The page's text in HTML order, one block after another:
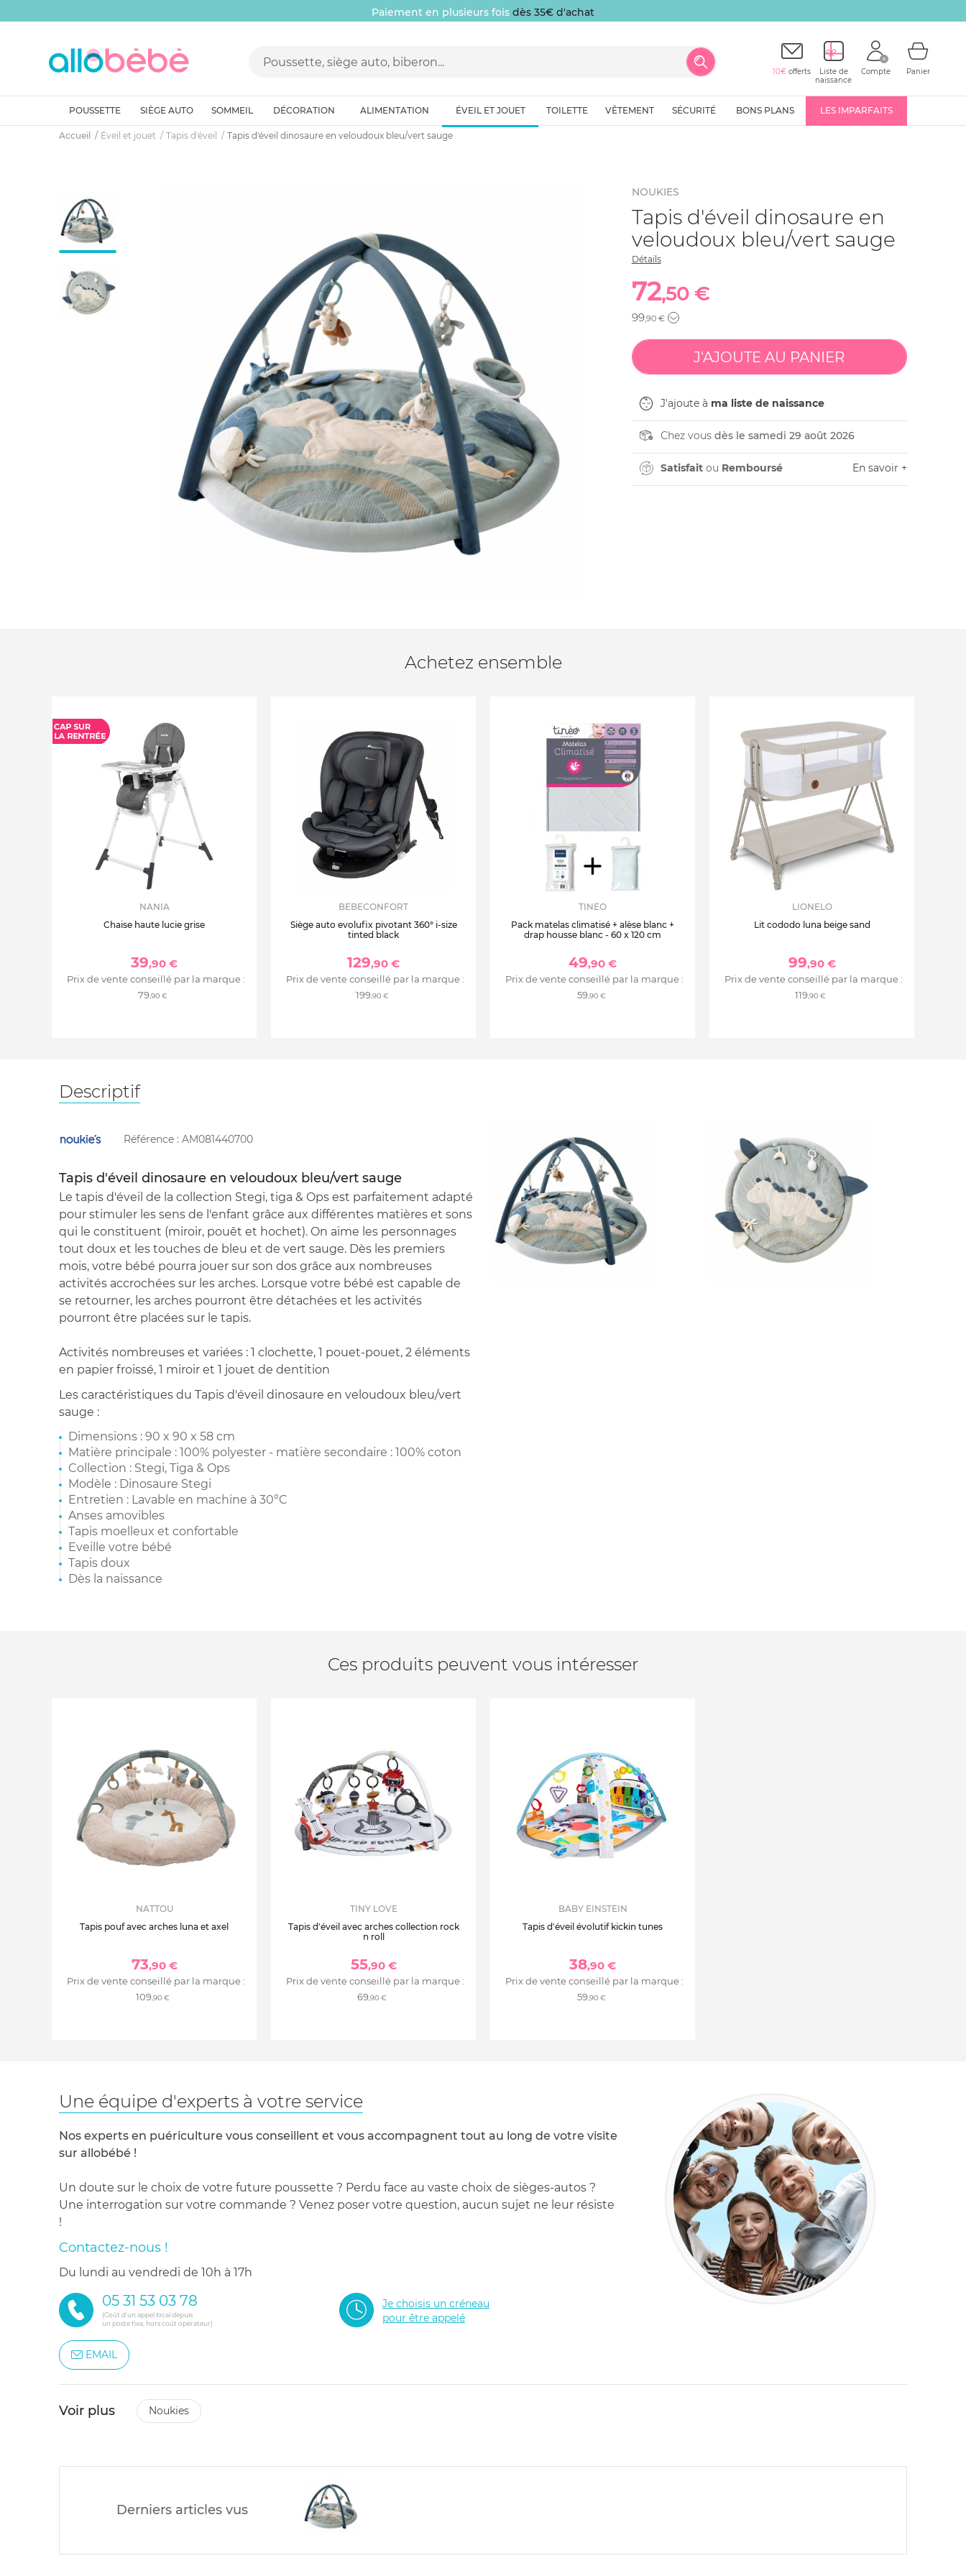
Paiement en plusieurs fois dès 35€ d'achat
10€ offerts
Liste de
naissance
Compte Panier
POUSSETTE SIÈGE AUTO SOMMEIL DÉCORATION ALIMENTATION ÉVEIL ET JOUET TOILETTE VÊTEMENT SÉCURITÉ BONS PLANS LES IMPARFAITS
Accueil Éveil et jouet Tapis d'éveil Tapis d'éveil dinosaure en veloudoux bleu/vert sauge
NOUKIES
Tapis d'éveil dinosaure en
veloudoux bleu/vert sauge
Détails
72,50 €
99,90 €
J'ajoute à ma liste de naissance
Chez vous dès le samedi 29 août 2026
Satisfaitou Remboursé En savoir +
Achetez ensemble
NANIA
Chaise haute lucie grise
39,90 €
Prix de vente conseillé par la marque :
79,90 €
BEBECONFORT
Siège auto evolufix pivotant 360° i-size
tinted black
129,90 €
Prix de vente conseillé par la marque :
199,90 €
TINEO
Pack matelas climatisé + alèse blanc +
drap housse blanc - 60 x 120 cm
49,90 €
Prix de vente conseillé par la marque :
59,90 €
LIONELO
Lit cododo luna beige sand
99,90 €
Prix de vente conseillé par la marque :
119,90 €
Descriptif
Référence : AM081440700
Tapis d'éveil dinosaure en veloudoux bleu/vert sauge
Le tapis d'éveil de la collection Stegi, tiga & Ops est parfaitement adapté
pour stimuler les sens de l'enfant grâce aux différentes matières et sons
qui le constituent (miroir, pouêt et hochet). On aime les personnages
tout doux et les touches de bleu et de vert sauge. Dès les premiers
mois, votre bébé pourra jouer sur son dos grâce aux nombreuses
activités accrochées sur les arches. Lorsque votre bébé est capable de
se retourner, les arches pourront être détachées et les activités
pourront être placées sur le tapis.
Activités nombreuses et variées : 1 clochette, 1 pouet-pouet, 2 éléments
en papier froissé, 1 miroir et 1 jouet de dentition
Les caractéristiques du Tapis d'éveil dinosaure en veloudoux bleu/vert
sauge :
Dimensions : 90 x 90 x 58 cm
Matière principale : 100% polyester - matière secondaire : 100% coton
Collection : Stegi, Tiga & Ops
Modèle : Dinosaure Stegi
Entretien : Lavable en machine à 30°C
Anses amovibles
Tapis moelleux et confortable
Eveille votre bébé
Tapis doux
Dès la naissance
Ces produits peuvent vous intéresser
NATTOU
Tapis pouf avec arches luna et axel
73,90 €
Prix de vente conseillé par la marque :
109,90 €
TINY LOVE
Tapis d'éveil avec arches collection rock
n roll
55,90 €
Prix de vente conseillé par la marque :
69,90 €
BABY EINSTEIN
Tapis d'éveil évolutif kickin tunes
38,90 €
Prix de vente conseillé par la marque :
59,90 €
Une équipe d'experts à votre service
Nos experts en puériculture vous conseillent et vous accompagnent tout au long de votre visite
sur allobébé !
Un doute sur le choix de votre future poussette ? Perdu face au vaste choix de sièges-autos ?
Une interrogation sur votre commande ? Venez poser votre question, aucun sujet ne leur résiste
!
Contactez-nous !
du lundi au vendredi de 10h à 17h
05 31 53 03 78
(Coût d'un appel local depuis
un poste fixe, hors coût opérateur)
Je choisis un créneau
pour être appelé
EMAIL
Voir plus noukies
Derniers articles vus